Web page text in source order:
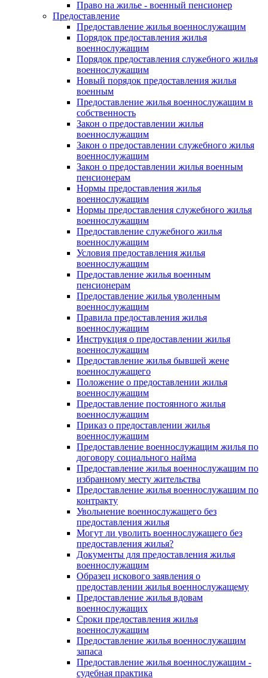
Право на жилье - военный пенсионер
Предоставление
Предоставление жилья военнослужащим
Порядок предоставления жилья
военнослужащим
Порядок предоставления служебного жилья
военнослужащим
Новый порядок предоставления жилья
военным
Предоставление жилья военнослужащим в
собственность
Закон о предоставлении жилья
военнослужащим
Закон о предоставлении служебного жилья
военнослужащим
Закон о предоставлении жилья военным
пенсионерам
Нормы предоставления жилья
военнослужащим
Нормы предоставления служебного жилья
военнослужащим
Предоставление служебного жилья
военнослужащим
Условия предоставления жилья
военнослужащим
Предоставление жилья военным
пенсионерам
Предоставление жилья уволенным
военнослужащим
Правила предоставления жилья
военнослужащим
Инструкция о предоставлении жилья
военнослужащим
Предоставление жилья бывшей жене
военнослужащего
Положение о предоставлении жилья
военнослужащим
Предоставление постоянного жилья
военнослужащим
Приказ о предоставлении жилья
военнослужащим
Предоставление военнослужащим жилья по
договору социального найма
Предоставление жилья военнослужащим по
избранному месту жительства
Предоставление жилья военнослужащим по
контракту
Увольнение военнослужащего без
предоставления жилья
Могут ли уволить военнослужащего без
предоставления жилья?
Документы для предоставления жилья
военнослужащим
Образец искового заявления о
предоставлении жилья военнослужащему
Предоставление жилья вдовам
военнослужащих
Сроки предоставления жилья
военнослужащим
Предоставление жилья военнослужащим
запаса
Предоставление жилья военнослужащим -
судебная практика